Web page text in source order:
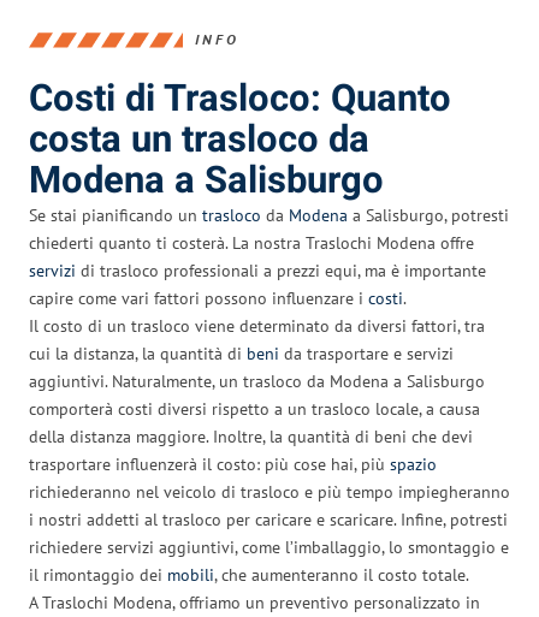
INFO
Costi di Trasloco: Quanto
costa un trasloco da
Modena a Salisburgo
Se stai pianificando un trasloco da Modena a Salisburgo, potresti
chiederti quanto ti costerà. La nostra Traslochi Modena offre
servizi di trasloco professionali a prezzi equi, ma è importante
capire come vari fattori possono influenzare i costi.
Il costo di un trasloco viene determinato da diversi fattori, tra
cui la distanza, la quantità di beni da trasportare e servizi
aggiuntivi. Naturalmente, un trasloco da Modena a Salisburgo
comporterà costi diversi rispetto a un trasloco locale, a causa
della distanza maggiore. Inoltre, la quantità di beni che devi
trasportare influenzerà il costo: più cose hai, più spazio
richiederanno nel veicolo di trasloco e più tempo impiegheranno
i nostri addetti al trasloco per caricare e scaricare. Infine, potresti
richiedere servizi aggiuntivi, come l’imballaggio, lo smontaggio e
il rimontaggio dei mobili, che aumenteranno il costo totale.
A Traslochi Modena, offriamo un preventivo personalizzato in